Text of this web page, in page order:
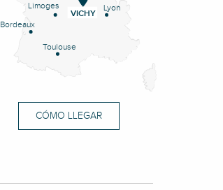
Lyon
Limoges
Bordeaux
Toulouse
VICHY
CÓMO LLEGAR